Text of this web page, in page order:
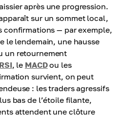
après une progression.
sur un sommet local,
confirmations — par exemple,
le lendemain, une hausse
un retournement
RSI, le MACDou les
survient, on peut
: les traders agressifs
bas de l’étoile filante,
attendent une clôture